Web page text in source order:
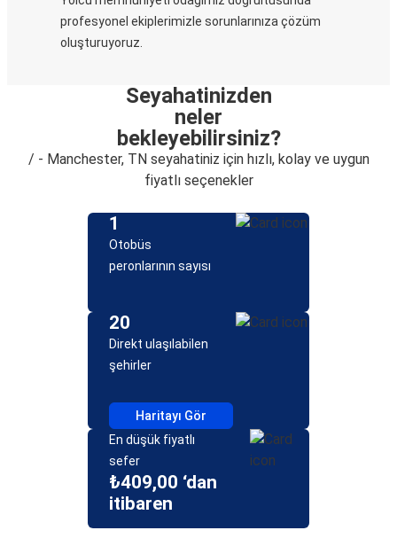
profesyonel ekiplerimizle sorunlarınıza çözüm
oluşturuyoruz.
Seyahatinizden
neler
bekleyebilirsiniz?
/ - Manchester, TN seyahatiniz için hızlı, kolay ve uygun
fiyatlı seçenekler
1
Otobüs
peronlarının sayısı
20
Direkt ulaşılabilen
şehirler
Haritayı Gör
En düşük fiyatlı
sefer
₺409,00 ‘dan
itibaren